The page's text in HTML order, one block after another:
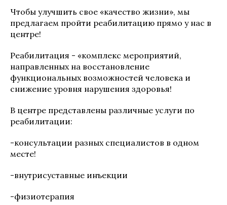
Чтобы улучшить свое «качество жизни», мы
предлагаем пройти реабилитацию прямо у нас в
центре!
Реабилитация - «комплекс мероприятий,
направленных на восстановление
функциональных возможностей человека и
снижение уровня нарушения здоровья!
В центре представлены различные услуги по
реабилитации:
-консультации разных специалистов в одном
месте!
-внутрисуставные инъекции
-физиотерапия